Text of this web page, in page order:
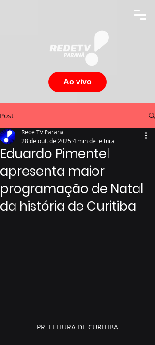
Ao vivo
Post
Eduardo Pimentel
apresenta maior
programação de Natal
da história de Curitiba
Rede TV Paraná
28 de out. de 20254 min de leitura
PREFEITURA DE CURITIBA